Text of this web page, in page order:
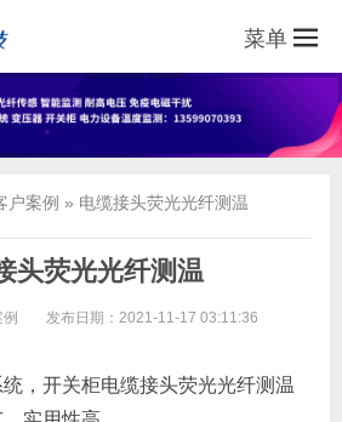
菜单
户案例 » 电缆接头荧光光纤测温
头荧光光纤测温
发布日期：2021-11-17 03:11:36
，开关柜电缆接头荧光光纤测温